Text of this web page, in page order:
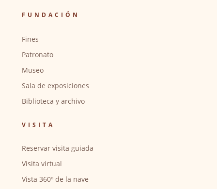
FUNDACIÓN
Fines
Patronato
Museo
Sala de exposiciones
Biblioteca y archivo
VISITA
Reservar visita guiada
Visita virtual
Vista 360º de la nave